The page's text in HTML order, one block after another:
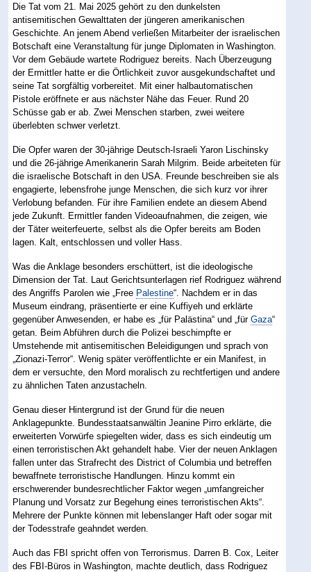
Die Tat vom 21. Mai 2025 gehört zu den dunkelsten
antisemitischen Gewalttaten der jüngeren amerikanischen
Geschichte. An jenem Abend verließen Mitarbeiter der israelischen
Botschaft eine Veranstaltung für junge Diplomaten in Washington.
Vor dem Gebäude wartete Rodriguez bereits. Nach Überzeugung
der Ermittler hatte er die Örtlichkeit zuvor ausgekundschaftet und
seine Tat sorgfältig vorbereitet. Mit einer halbautomatischen
Pistole eröffnete er aus nächster Nähe das Feuer. Rund 20
Schüsse gab er ab. Zwei Menschen starben, zwei weitere
überlebten schwer verletzt.
Die Opfer waren der 30-jährige Deutsch-Israeli Yaron Lischinsky
und die 26-jährige Amerikanerin Sarah Milgrim. Beide arbeiteten für
die israelische Botschaft in den USA. Freunde beschreiben sie als
engagierte, lebensfrohe junge Menschen, die sich kurz vor ihrer
Verlobung befanden. Für ihre Familien endete an diesem Abend
jede Zukunft. Ermittler fanden Videoaufnahmen, die zeigen, wie
der Täter weiterfeuerte, selbst als die Opfer bereits am Boden
lagen. Kalt, entschlossen und voller Hass.
Was die Anklage besonders erschüttert, ist die ideologische
Dimension der Tat. Laut Gerichtsunterlagen rief Rodriguez während
des Angriffs Parolen wie „Free Palestine“. Nachdem er in das
Museum eindrang, präsentierte er eine Kuffiyeh und erklärte
gegenüber Anwesenden, er habe es „für Palästina“ und „fürGaza“
getan. Beim Abführen durch die Polizei beschimpfte er
Umstehende mit antisemitischen Beleidigungen und sprach von
„Zionazi-Terror“. Wenig später veröffentlichte er ein Manifest, in
dem er versuchte, den Mord moralisch zu rechtfertigen und andere
zu ähnlichen Taten anzustacheln.
Genau dieser Hintergrund ist der Grund für die neuen
Anklagepunkte. Bundesstaatsanwältin Jeanine Pirro erklärte, die
erweiterten Vorwürfe spiegelten wider, dass es sich eindeutig um
einen terroristischen Akt gehandelt habe. Vier der neuen Anklagen
fallen unter das Strafrecht des District of Columbia und betreffen
bewaffnete terroristische Handlungen. Hinzu kommt ein
erschwerender bundesrechtlicher Faktor wegen „umfangreicher
Planung und Vorsatz zur Begehung eines terroristischen Akts“.
Mehrere der Punkte können mit lebenslanger Haft oder sogar mit
der Todesstrafe geahndet werden.
Auch das FBI spricht offen von Terrorismus. Darren B. Cox, Leiter
des FBI-Büros in Washington, machte deutlich, dass Rodriguez